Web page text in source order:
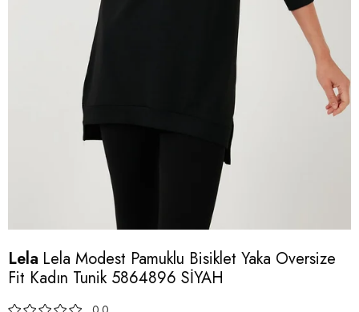
Lela Lela Modest Pamuklu Bisiklet Yaka Oversize
Fit Kadın Tunik 5864896 SİYAH